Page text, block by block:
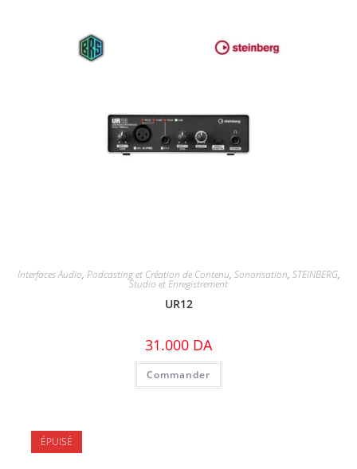
Interfaces Audio, Podcasting et Création de Contenu, Sonorisation, STEINBERG,
Studio et Enregistrement
UR12
31.000 DA
Commander
ÉPUISÉ